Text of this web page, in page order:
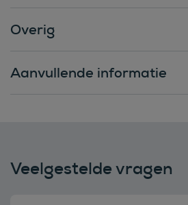
Overig
Aanvullende informatie
Veelgestelde vragen